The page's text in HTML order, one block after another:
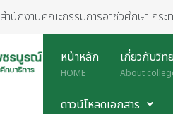
สำนักงานคณะกรรมการอาชีวศึกษา กระ
หน้าหลัก
HOME
เกี่ยวกับวิท
About
ดาวน์โหลดเอกสาร